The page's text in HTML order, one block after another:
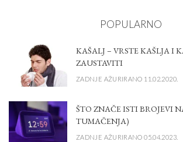
POPULARNO
KAŠALJ – VRSTE KAŠLJA I
ZAUSTAVITI
ZADNJE AŽURIRANO 11.02.2020.
ŠTO ZNAČE ISTI BROJEVI
TUMAČENJA)
ZADNJE AŽURIRANO 05.04.2023.